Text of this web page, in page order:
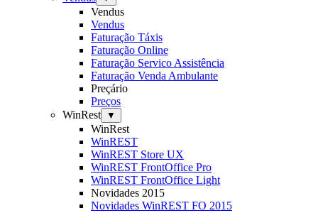
Vendus
Vendus
Faturação Táxis
Faturação Online
Faturação Servico Assistência
Faturação Venda Ambulante
Preçário
Preços
WinRest
▼
WinRest
WinREST
WinREST Store UX
WinREST FrontOffice Pro
WinREST FrontOffice Light
Novidades 2015
Novidades WinREST FO 2015